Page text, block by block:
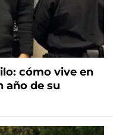
cómo vive en
año de su